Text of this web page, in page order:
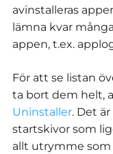
avinstalleras
lämna kvar
appen, t.ex.
För att se listan
ta bort dem helt,
Uninstaller. Det
startskivor som
allt utrymme som